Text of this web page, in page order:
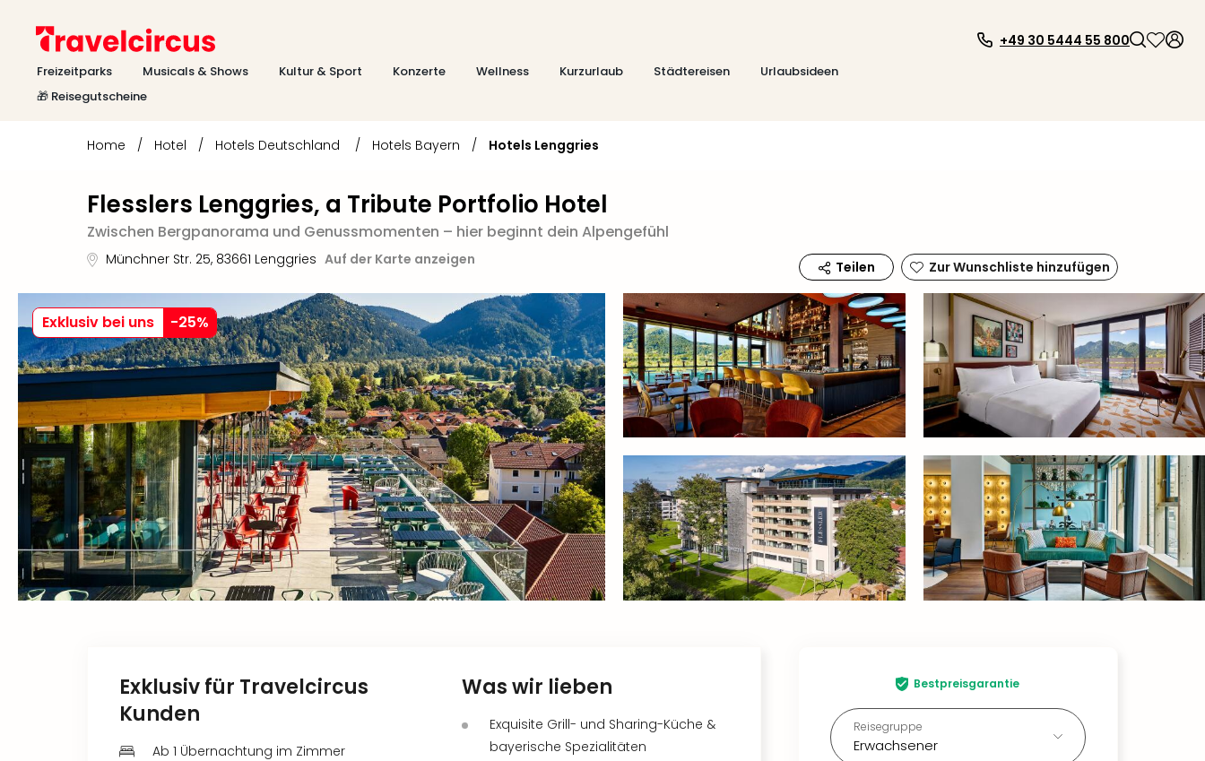
Freizeitparks Musicals & Shows Kultur & Sport Konzerte Wellness Kurzurlaub Städtereisen
Urlaubsideen
🎁 Reisegutscheine
+49 30 5444 55 800
Home / Hotel / Hotels Deutschland / Hotels Bayern / Hotels Lenggries
Flesslers Lenggries, a Tribute Portfolio Hotel
Zwischen Bergpanorama und Genussmomenten – hier beginnt dein Alpengefühl
Münchner Str. 25, 83661 Lenggries Auf der Karte anzeigen Teilen Zur Wunschliste hinzufügen
Exklusiv bei uns -25%
Bestpreisgarantie
Reisegruppe
Erwachsener
Exklusiv für Travelcircus
Kunden
Ab 1 Übernachtung im Zimmer
Was wir lieben
Exquisite Grill- und Sharing-Küche &
bayerische Spezialitäten